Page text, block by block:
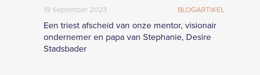
19 September 2023 BLOGARTIKEL
Een triest afscheid van onze mentor, visionair
ondernemer en papa van Stephanie, Desire
Stadsbader